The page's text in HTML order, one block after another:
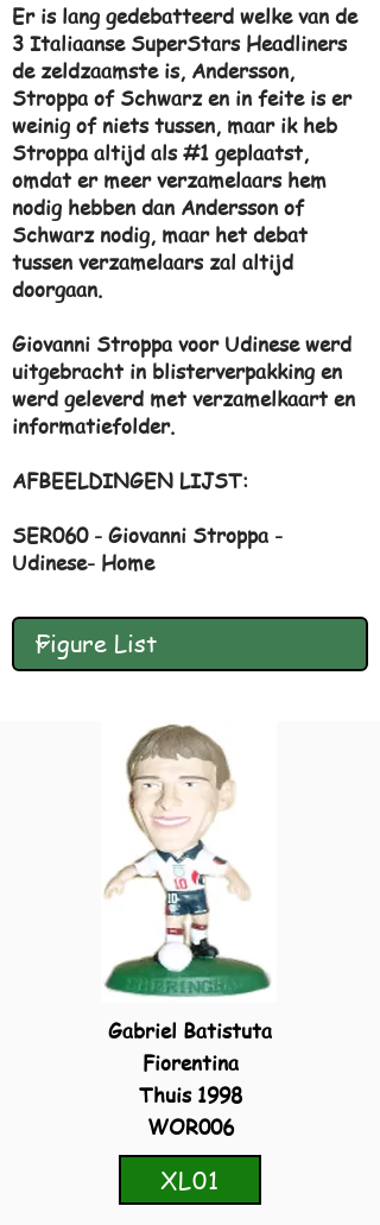
Er is lang gedebatteerd welke van de
3 Italiaanse SuperStars Headliners
de zeldzaamste is, Andersson,
Stroppa of Schwarz en in feite is er
weinig of niets tussen, maar ik heb
Stroppa altijd als #1 geplaatst,
omdat er meer verzamelaars hem
nodig hebben dan Andersson of
Schwarz nodig, maar het debat
tussen verzamelaars zal altijd
doorgaan.
Giovanni Stroppa voor Udinese werd
uitgebracht in blisterverpakking en
werd geleverd met verzamelkaart en
informatiefolder.
AFBEELDINGEN LIJST:
SER060 - Giovanni Stroppa -
Udinese- Home
Gabriel Batistuta
Fiorentina
Thuis 1998
WOR006
XL01